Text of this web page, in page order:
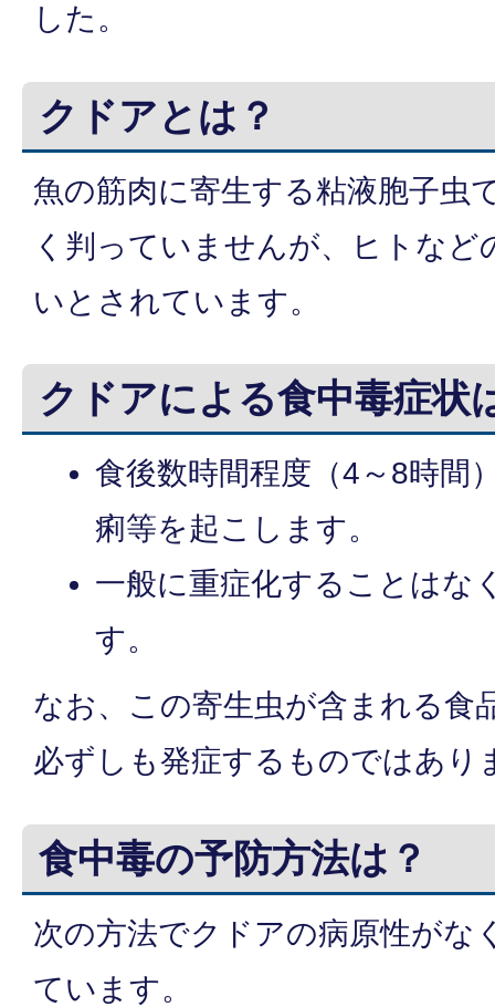
した。
クドアとは？
魚の筋肉に寄生する粘液胞子虫
く判っていませんが、ヒトなど
いとされています。
クドアによる食中毒症状
食後数時間程度（4～8時間
痢等を起こします。
一般に重症化することはな
す。
なお、この寄生虫が含まれる食
必ずしも発症するものではあり
食中毒の予防方法は？
次の方法でクドアの病原性がな
ています。